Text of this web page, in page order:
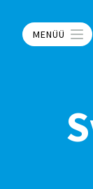
MENÜÜ